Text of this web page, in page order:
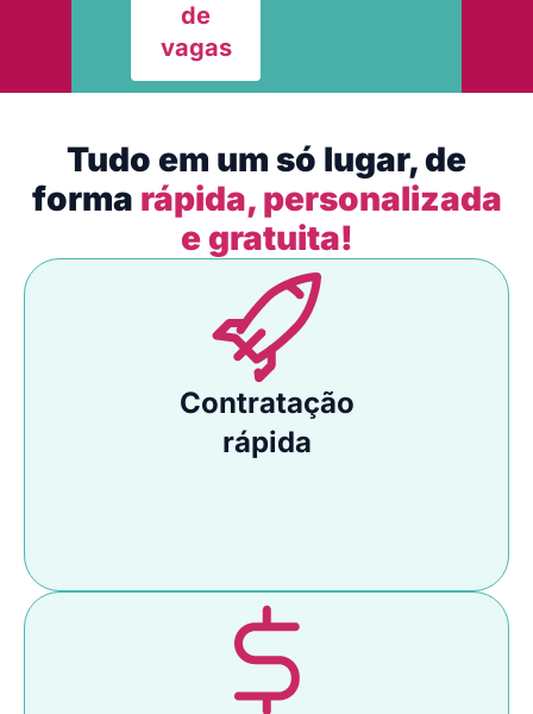
de
vagas
Tudo em um só lugar, de
forma rápida, personalizada
e gratuita!
Contratação
rápida